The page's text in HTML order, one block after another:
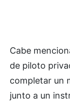
Cabe
de piloto
completar un
junto a un